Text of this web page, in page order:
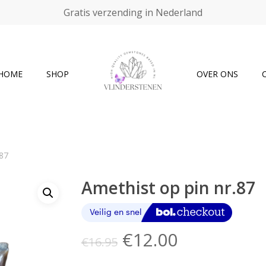
Gratis verzending in Nederland
SHOP OVER ONS
Amethist op pin nr.87
€16.95 Oorspronkelijke
€12.00Huidige